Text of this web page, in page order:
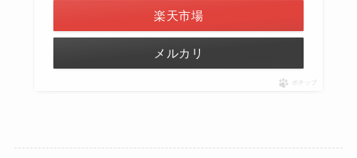
楽天市場
メルカリ
ポチップ